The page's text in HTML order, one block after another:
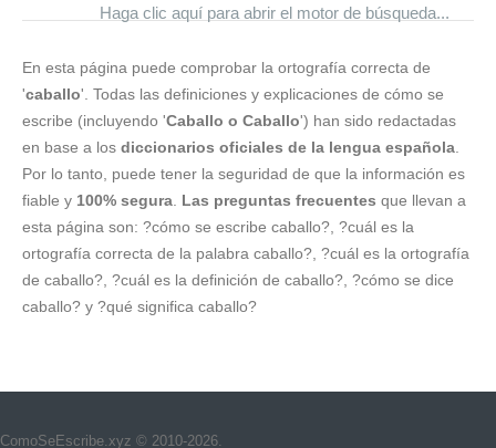
Haga clic aquí para abrir el motor de búsqueda...
En esta página puede comprobar la ortografía correcta de
'caballo'. Todas las definiciones y explicaciones de cómo se
escribe (incluyendo 'Caballo o Caballo') han sido redactadas
en base a los diccionarios oficiales de la lengua española
Por lo tanto, puede tener la seguridad de que la información es
fiable y 100% segura Las preguntas frecuentes que llevan a
esta página son: ?cómo se escribe caballo?, ?cuál es la
ortografía correcta de la palabra caballo?, ?cuál es la ortografía
de caballo?, ?cuál es la definición de caballo?, ?cómo se dice
caballo? y ?qué significa caballo?
ComoSeEscribe.xyz © 2010-2026.